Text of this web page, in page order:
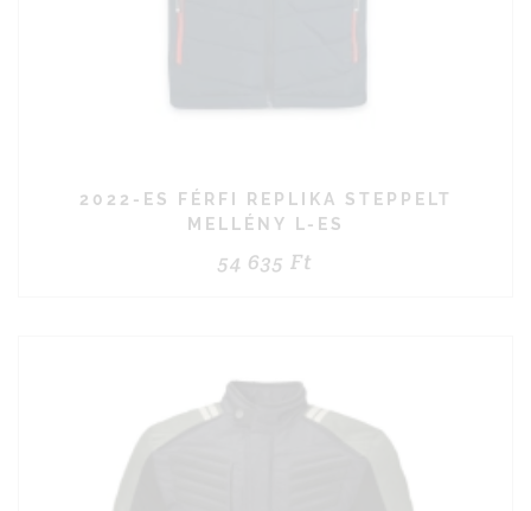
2022-ES FÉRFI REPLIKA STEPPELT
MELLÉNY L-ES
54 635 Ft